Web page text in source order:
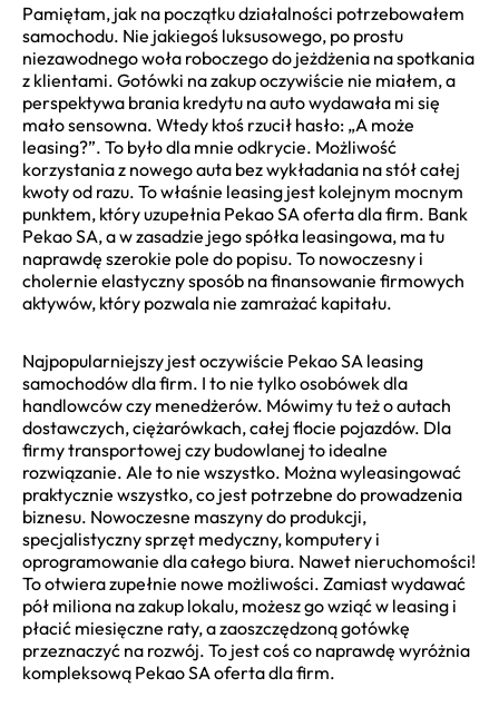
Pamiętam, jak na początku działalności potrzebowałem
samochodu. Nie jakiegoś luksusowego, po prostu
niezawodnego woła roboczego do jeżdżenia na spotkania
z klientami. Gotówki na zakup oczywiście nie miałem, a
perspektywa brania kredytu na auto wydawała mi się
mało sensowna. Wtedy ktoś rzucił hasło: „A może
leasing?”. To było dla mnie odkrycie. Możliwość
korzystania z nowego auta bez wykładania na stół całej
kwoty od razu. To właśnie leasing jest kolejnym mocnym
punktem, który uzupełnia Pekao SA oferta dla firm. Bank
Pekao SA, a w zasadzie jego spółka leasingowa, ma tu
naprawdę szerokie pole do popisu. To nowoczesny i
cholernie elastyczny sposób na finansowanie firmowych
aktywów, który pozwala nie zamrażać kapitału.
Najpopularniejszy jest oczywiście Pekao SA leasing
samochodów dla firm. I to nie tylko osobówek dla
handlowców czy menedżerów. Mówimy tu też o autach
dostawczych, ciężarówkach, całej flocie pojazdów. Dla
firmy transportowej czy budowlanej to idealne
rozwiązanie. Ale to nie wszystko. Można wyleasingować
praktycznie wszystko, co jest potrzebne do prowadzenia
biznesu. Nowoczesne maszyny do produkcji,
specjalistyczny sprzęt medyczny, komputery i
oprogramowanie dla całego biura. Nawet nieruchomości!
To otwiera zupełnie nowe możliwości. Zamiast wydawać
pół miliona na zakup lokalu, możesz go wziąć w leasing i
płacić miesięczne raty, a zaoszczędzoną gotówkę
przeznaczyć na rozwój. To jest coś co naprawdę wyróżnia
kompleksową Pekao SA oferta dla firm.